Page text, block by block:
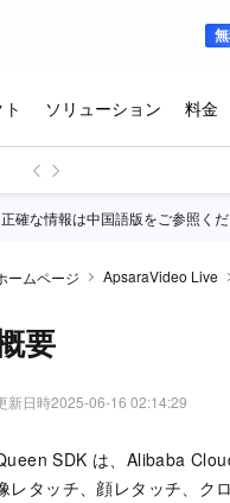
確な情報は中国語版をご参照くだ
ームページ ApsaraVideo Live
要
新日時2025-06-16 02:14:29
SDK は、Alibaba
レタッチ、顔レタッチ、ク